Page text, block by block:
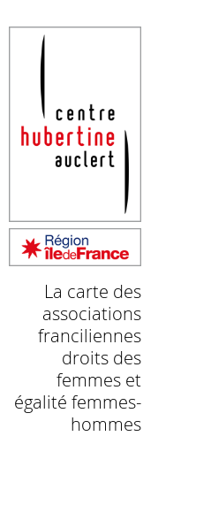
La carte des
associations
franciliennes
droits des
femmes et
égalité femmes-
hommes